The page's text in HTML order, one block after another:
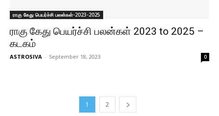
ராகு கேது பெயர்ச்சி பலன்கள்-2023-2025
ராகு கேது பெயர்ச்சி பலன்கள் 2023 to 2025 –
கடகம்
ASTROSIVA - September 18, 2023 0
1 2